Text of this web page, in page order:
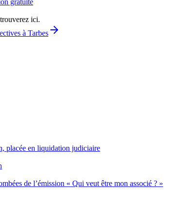
ici.
à Tarbes
placée en liquidation judiciaire
de l’émission « Qui veut être mon associé ? »